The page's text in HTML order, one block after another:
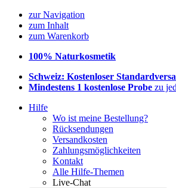
zur Navigation
zum Inhalt
zum Warenkorb
100% Naturkosmetik
Schweiz: Kostenloser
Mindestens 1 kostenlose Probe zu
Hilfe
Wo ist meine Bestellung?
Rücksendungen
Versandkosten
Zahlungsmöglichkeiten
Kontakt
Alle Hilfe-Themen
Live-Chat